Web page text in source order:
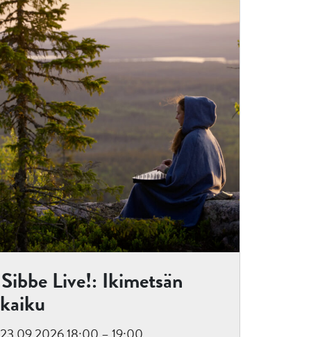
Sibbe Live!: Ikimetsän
kaiku